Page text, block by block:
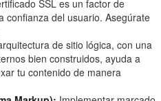
SSL es un factor de
confianza del usuario. Asegúrate
de sitio lógica, con una
bien construidos, ayuda a
tu contenido de manera